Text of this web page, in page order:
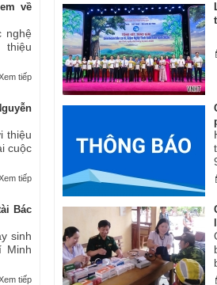
về
nghệ
tiếp
thiệu
cuộc
tiếp
Bác
sinh
Minh
tiếp